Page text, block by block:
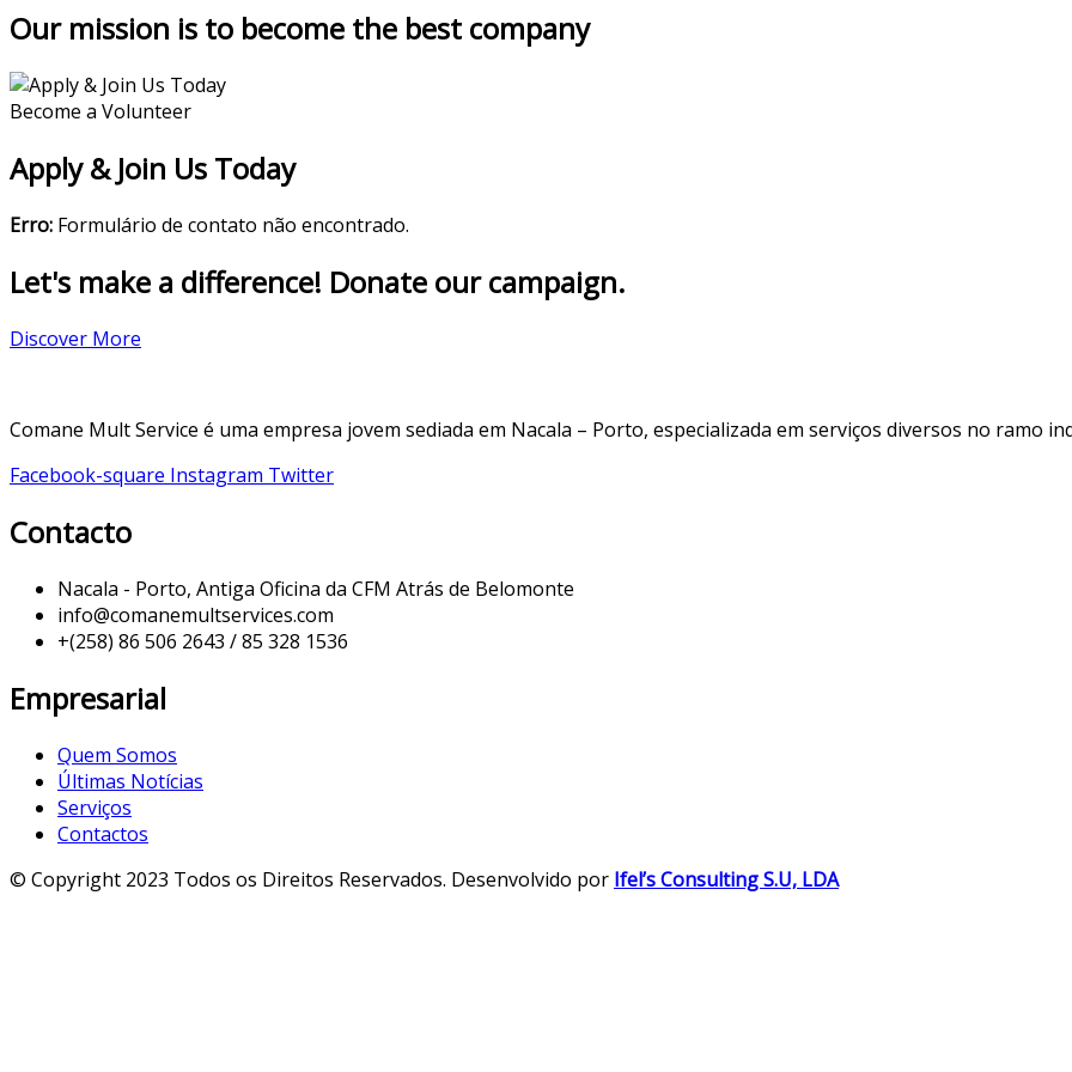
Our mission is to become the best company
Become a Volunteer
Apply & Join Us Today
Erro: Formulário de contato não encontrado.
Let's make a difference! Donate our campaign.
Discover More
Comane Mult Service é uma empresa jovem sediada em Nacala – Porto, especializada em serviços diversos no ramo
Facebook-square Instagram Twitter
Contacto
Nacala - Porto, Antiga Oficina da CFM Atrás de Belomonte
info@comanemultservices.com
+(258) 86 506 2643 / 85 328 1536
Empresarial
Quem Somos
Últimas Notícias
Serviços
Contactos
© Copyright 2023 Todos os Direitos Reservados. Desenvolvido por Ifel’s Consulting S.U, LDA